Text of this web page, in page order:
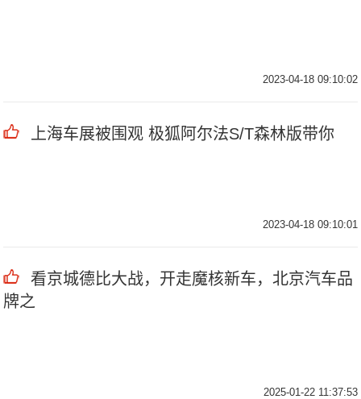
2023-04-18 09:10:02
上海车展被围观 极狐阿尔法S/T森林版带你
2023-04-18 09:10:01
看京城德比大战，开走魔核新车，北京汽车品
牌之
2025-01-22 11:37:53